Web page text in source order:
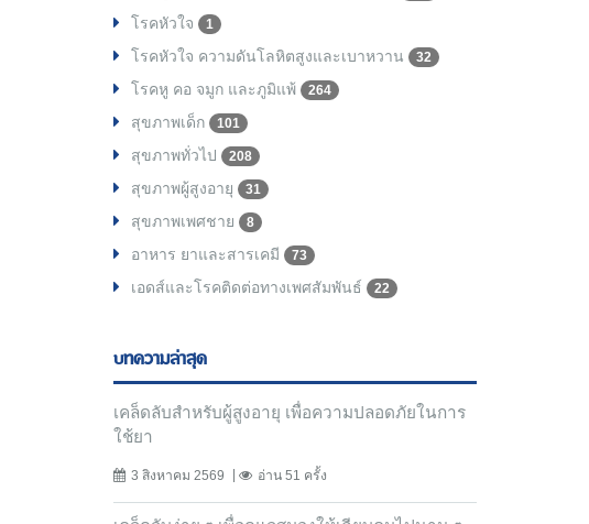
โรคหัวใจ 1
โรคหัวใจ ความดันโลหิตสูงและเบาหวาน 32
โรคหู คอ จมูก และภูมิแพ้ 264
สุขภาพเด็ก 101
สุขภาพทั่วไป 208
สุขภาพผู้สูงอายุ 31
สุขภาพเพศชาย 8
อาหาร ยาและสารเคมี 73
เอดส์และโรคติดต่อทางเพศสัมพันธ์ 22
บทความล่าสุด
เคล็ดลับสำหรับผู้สูงอายุ เพื่อความปลอดภัยในการ
ใช้ยา
3 สิงหาคม 2569 อ่าน 51 ครั้ง